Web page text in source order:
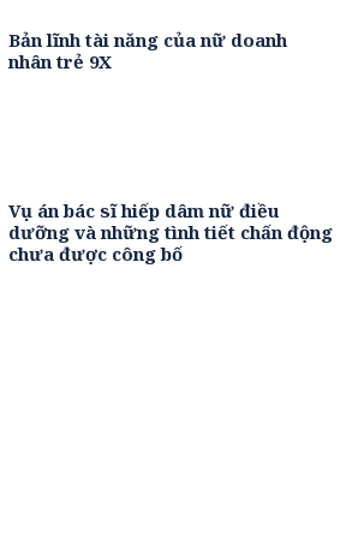
Bản lĩnh tài năng của nữ doanh
nhân trẻ 9X
Vụ án bác sĩ hiếp dâm nữ điều
dưỡng và những tình tiết chấn động
chưa được công bố